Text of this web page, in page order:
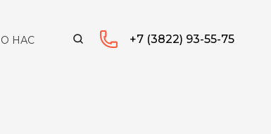
О НАС +7 (3822) 93-55-75